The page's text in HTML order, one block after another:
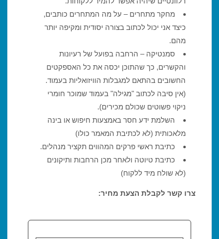
מחקר מתחרים – על מה המתחרים כותבים,
כיצד אני יכול לכתוב בצורה יסודית ומקיפה יותר
מהם.
סמנטיקה – הרחבה בפועל של רעיונות
והקשרים, כך שהתוכן יכסה את כל האספקטים
החשובים בהתאם למגבלות הוויזואליות בעמוד.
(אין סיבה לכתוב "מגילה" בעמוד שמוכר חומרי
ניקוי פשוטים שכולם מכירים).
השלמת ידע חסר באמצעות חיפוש או בינה
מלאכותית (לא לכתיבת המאמר כולו)
כתיבת ראשי פרקים המהווים תקציר מנהלים.
כתיבת טיוטה ולאחר מכן הרחבות ותיקונים
(לא שולח מיד ללקוח)
צרו קשר לקבלת הצעת מחיר: